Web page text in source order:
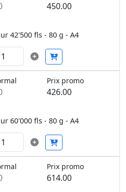
450.00
42'500 fls - 80 g - A4
Prix promo
426.00
60'000 fls - 80 g - A4
Prix promo
614.00